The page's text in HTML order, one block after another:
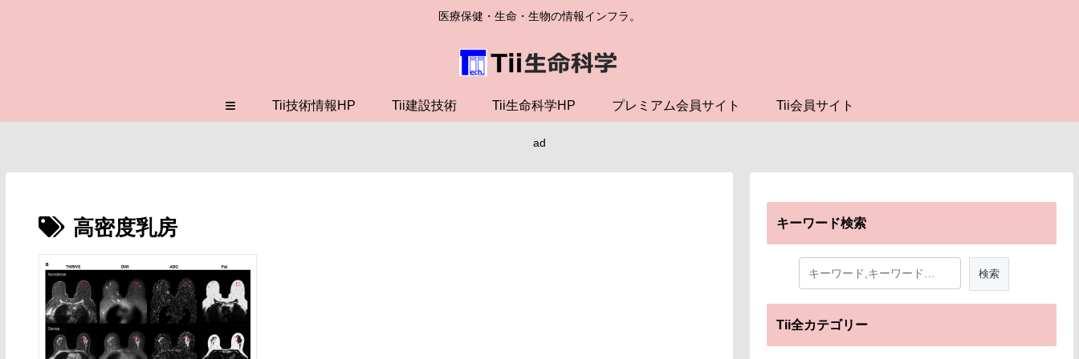
医療保健・生命・生物の情報インフラ。
≡ Tii技術情報HP Tii建設技術 Tii生命科学HP プレミアム会員サイト Tii会員サイト
ad
高密度乳房 キーワード検索
Tii全カテゴリー